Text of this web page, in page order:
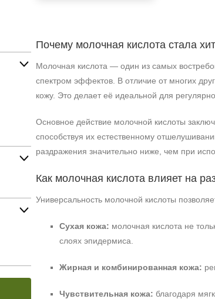
Почему молочная кислота стала
Молочная кислота — один из самых
спектром эффектов. В отличие от многих
кожу. Это делает её идеальной для
Основное действие молочной кислоты
способствуя их естественному
раздражения значительно ниже, чем при
Как молочная кислота влияет на
Универсальность молочной кислоты
Сухая кожа: молочная кислота не
слоях эпидермиса.
Жирная и комбинированная кожа:
Чувствительная кожа: благодаря